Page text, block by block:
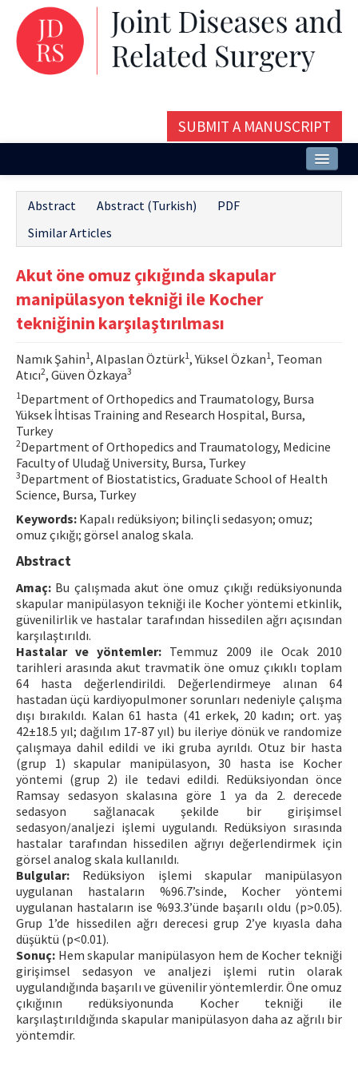
SUBMIT A MANUSCRIPT
Issues and Articles
Editorial Board
Instructions
Contact Us
E-ISSN: 2687-4792
Abstract Abstract (Turkish)
PDF
Similar Articles
Akut öne omuz çıkığında skapular
manipülasyon tekniği ile Kocher
tekniğinin karşılaştırılması
Namık Şahin1, Alpaslan Öztürk1, Yüksel Özkan1, Teoman
Atıcı2, Güven Özkaya3
1 Department of Orthopedics and Traumatology, Bursa
Yüksek İhtisas Training and Research Hospital, Bursa,
Turkey
2Department of Orthopedics and Traumatology, Medicine
Faculty of Uludağ University, Bursa, Turkey
3Department of Biostatistics, Graduate School of Health
Science, Bursa, Turkey
Keywords: Kapalı redüksiyon; bilinçli sedasyon; omuz;
omuz çıkığı; görsel analog skala.
Abstract
Amaç: Bu çalışmada akut öne omuz çıkığı redüksiyonunda
skapular manipülasyon tekniği ile Kocher yöntemi etkinlik,
güvenilirlik ve hastalar tarafından hissedilen ağrı açısından
karşılaştırıldı.
Hastalar ve yöntemler: Temmuz 2009 ile Ocak 2010
tarihleri arasında akut travmatik öne omuz çıkıklı toplam
64 hasta değerlendirildi. Değerlendirmeye alınan 64
hastadan üçü kardiyopulmoner sorunları nedeniyle çalışma
dışı bırakıldı. Kalan 61 hasta (41 erkek, 20 kadın; ort. yaş
42±18.5 yıl; dağılım 17-87 yıl) bu ileriye dönük ve randomize
çalışmaya dahil edildi ve iki gruba ayrıldı. Otuz bir hasta
(grup 1) skapular manipülasyon, 30 hasta ise Kocher
yöntemi (grup 2) ile tedavi edildi. Redüksiyondan önce
Ramsay sedasyon skalasına göre 1 ya da 2. derecede
sedasyon sağlanacak şekilde bir girişimsel
sedasyon/analjezi işlemi uygulandı. Redüksiyon sırasında
hastalar tarafından hissedilen ağrıyı değerlendirmek için
görsel analog skala kullanıldı.
Bulgular: Redüksiyon işlemi skapular manipülasyon
uygulanan hastaların %96.7’sinde, Kocher yöntemi
uygulanan hastaların ise %93.3’ünde başarılı oldu (p>0.05).
Grup 1’de hissedilen ağrı derecesi grup 2’ye kıyasla daha
düşüktü (p<0.01).
Sonuç: Hem skapular manipülasyon hem de Kocher tekniği
girişimsel sedasyon ve analjezi işlemi rutin olarak
uygulandığında başarılı ve güvenilir yöntemlerdir. Öne omuz
çıkığının redüksiyonunda Kocher tekniği ile
karşılaştırıldığında skapular manipülasyon daha az ağrılı bir
yöntemdir.